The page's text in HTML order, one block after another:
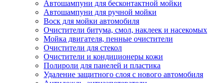
Автошампуни для бесконтактной мойки
Автошампуни для ручной мойки
Воск для мойки автомобиля
Очистители битума, смол, наклеек и насекомых
Мойка двигателя, пенные очистители
Очистители для стекол
Очистители и кондиционеры кожи
Полироли для панелей и пластика
Удаление защитного слоя с нового автомобиля